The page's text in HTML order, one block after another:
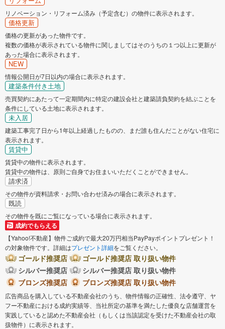
リノベーション・リフォーム済み（予定含む）の物件に表示されます。
価格更新
価格の更新があった物件です。
複数の価格が表示されている物件に関しましてはそのうちの１つ以上に更新が
あった場合に表示されます。
NEW
情報公開日が7日以内の場合に表示されます。
建築条件付き土地
売買契約にあたって一定期間内に特定の建設会社と建築請負契約を結ぶことを
条件にしている土地に表示されます。
未入居
建築工事完了日から1年以上経過したものの、まだ誰も住んだことがない住宅に
表示されます。
賃貸中
賃貸中の物件に表示されます。
賃貸中の物件は、原則ご自身でお住まいいただくことができません。
請求済
その物件が資料請求・お問い合わせ済みの場合に表示されます。
既読
その物件を既にご覧になっている場合に表示されます。
成約でもらえる
【Yahoo!不動産】物件ご成約で最大20万円相当PayPayポイントプレゼント！
の対象物件です。詳細はプレゼント詳細をご覧ください。
ゴールド推奨店
ゴールド推奨店 取り扱い物件
シルバー推奨店
シルバー推奨店 取り扱い物件
ブロンズ推奨店
ブロンズ推奨店 取り扱い物件
広告商品を購入している不動産会社のうち、物件情報の正確性、法令遵守、ヤ
フー不動産における成約実績等、当社所定の基準を満たした優良な店舗運営を
実践していると認めた不動産会社（もしくは当該認定を受けた不動産会社の取
扱物件）に表示されます。